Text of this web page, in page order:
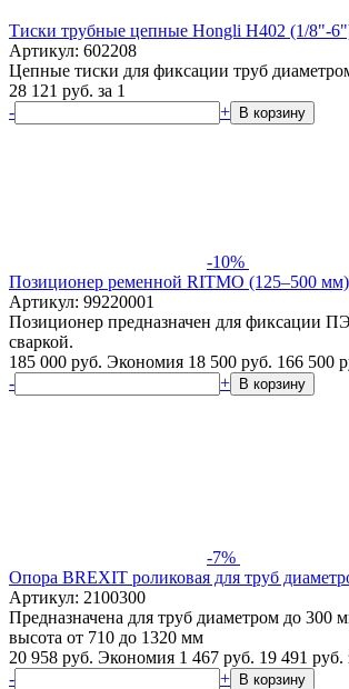
Тиски трубные цепные Hongli H402 (1/8"-
Артикул: 602208
Цепные тиски для фиксации труб
28 121 руб. за 1
-
+ В корзину
-10%
Позиционер ременной RITMO (125–500 мм)
Артикул: 99220001
Позиционер предназначен для фиксации
сваркой.
185 000 руб. Экономия 18 500 руб. 166 500
-
+ В корзину
-7%
Опора BREXIT роликовая для труб
Артикул: 2100300
Предназначена для труб диаметром до 300
высота от 710 до 1320 мм
20 958 руб. Экономия 1 467 руб. 19 491 руб.
-
+ В корзину